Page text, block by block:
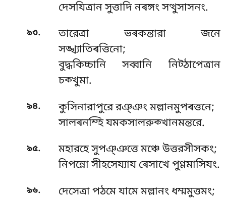
দেসযিত্ৰান সুত্তাদি নৰঙ্গং সত্থুসাসনং.
৯৩.
তারেত্ৰা ভৰকন্তারা জনে
সঙ্খ্যাতিৰত্তিনো;
বুদ্ধকিচ্চানি সব্বানি নিট্ঠাপেত্ৰান
চক্খুমা.
৯৪.
কুসিনারাপুরে রঞ্ঞং মল্লানমুপৰত্তনে;
সালৰনম্হি যমকসালরুক্খানমন্তরে.
৯৫.
মহারহে সুপঞ্ঞত্তে মঞ্চে উত্তরসীসকং;
নিপন্নো সীহসেয্যায ৰেসাখে পুণ্ণমাসিযং.
৯৬.
দেসেত্ৰা পঠমে যামে মল্লানং ধম্মমুত্তমং;